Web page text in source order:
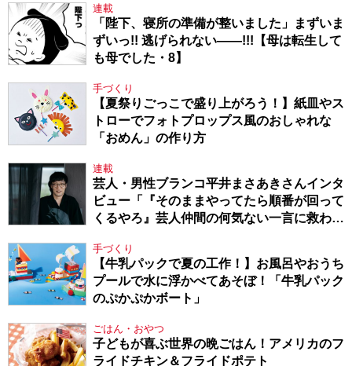
連載
「陛下、寝所の準備が整いました」まずいま
ずいっ!! 逃げられない――!!!【母は転生して
も母でした・8】
手づくり
【夏祭りごっこで盛り上がろう！】紙皿やス
トローでフォトプロップス風のおしゃれな
「おめん」の作り方
連載
芸人・男性ブランコ平井まさあきさんインタ
ビュー「『そのままやってたら順番が回って
くるやろ』芸人仲間の何気ない一言に救われ
手づくり
【牛乳パックで夏の工作！】お風呂やおうち
プールで水に浮かべてあそぼ！「牛乳パック
のぷかぷかボート」
ごはん・おやつ
子どもが喜ぶ世界の晩ごはん！アメリカのフ
ライドチキン＆フライドポテト